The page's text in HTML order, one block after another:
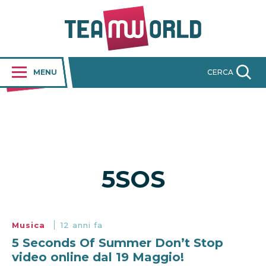
MENU CERCA
5SOS
Musica 12 anni fa
5 Seconds Of Summer Don’t Stop
video online dal 19 Maggio!